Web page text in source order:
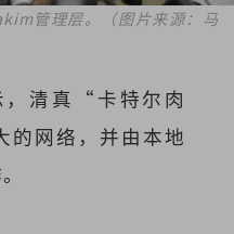
管理层。（图片来源：马
，清真“卡特尔肉
网络，并由本地